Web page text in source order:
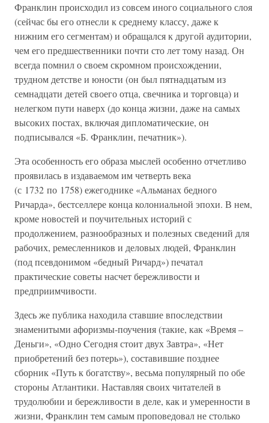
Франклин происходил из совсем иного социального слоя
(сейчас бы его отнесли к среднему классу, даже к
нижним его сегментам) и обращался к другой аудитории,
чем его предшественники почти сто лет тому назад. Он
всегда помнил о своем скромном происхождении,
трудном детстве и юности (он был пятнадцатым из
семнадцати детей своего отца, свечника и торговца) и
нелегком пути наверх (до конца жизни, даже на самых
высоких постах, включая дипломатические, он
подписывался «Б. Франклин, печатник»).
Эта особенность его образа мыслей особенно отчетливо
проявилась в издаваемом им четверть века
(с 1732 по 1758) ежегоднике «Альманах бедного
Ричарда», бестселлере конца колониальной эпохи. В нем,
кроме новостей и поучительных историй с
продолжением, разнообразных и полезных сведений для
рабочих, ремесленников и деловых людей, Франклин
(под псевдонимом «бедный Ричард») печатал
практические советы насчет бережливости и
предприимчивости.
Здесь же публика находила ставшие впоследствии
знаменитыми афоризмы-поучения (такие, как «Время –
Деньги», «Одно Cегодня стоит двух Завтра», «Нет
приобретений без потерь»), составившие позднее
сборник «Путь к богатству», весьма популярный по обе
стороны Атлантики. Наставляя своих читателей в
трудолюбии и бережливости в деле, как и умеренности в
жизни, Франклин тем самым проповедовал не столько